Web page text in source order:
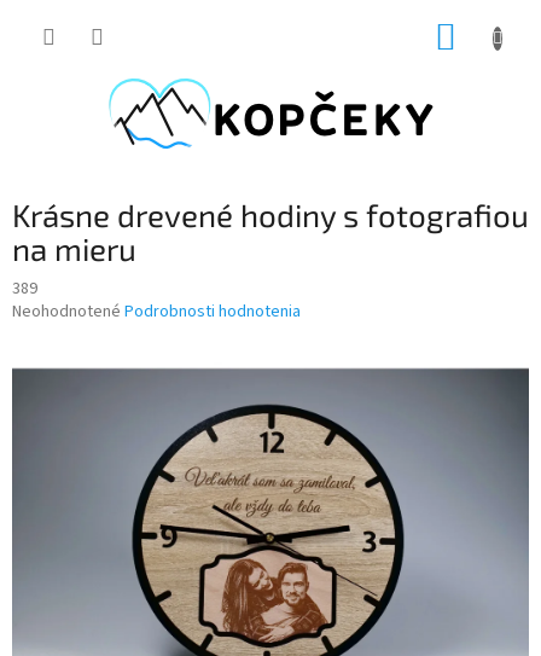
Krásne drevené hodiny s fotografiou
na mieru
389
Priemerné
Neohodnotené Podrobnosti hodnotenia